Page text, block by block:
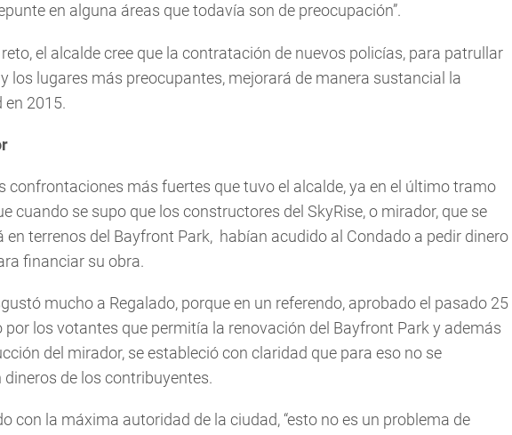
en alguna áreas que todavía son de preocupación”.
el alcalde cree que la contratación de nuevos policías, para patrullar
los lugares más preocupantes, mejorará de manera sustancial la
en 2015.
confrontaciones más fuertes que tuvo el alcalde, ya en el último tramo
cuando se supo que los constructores del SkyRise, o mirador, que se
en terrenos del Bayfront Park, habían acudido al Condado a pedir dinero
financiar su obra.
mucho a Regalado, porque en un referendo, aprobado el pasado 25
por los votantes que permitía la renovación del Bayfront Park y además
del mirador, se estableció con claridad que para eso no se
de los contribuyentes.
con la máxima autoridad de la ciudad, “esto no es un problema de